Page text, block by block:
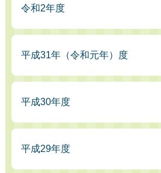
令和2年度
平成31年（令和元年）度
平成30年度
平成29年度